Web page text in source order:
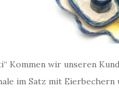
Kommen wir unseren
im Satz mit